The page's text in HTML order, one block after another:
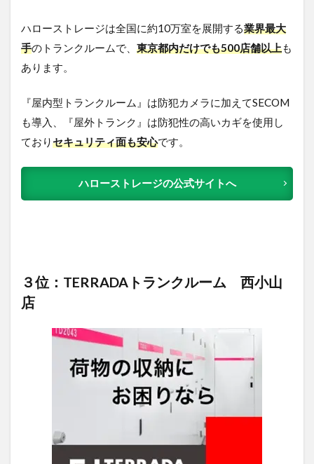
ハローストレージは全国に約10万室を展開する業界最大
手のトランクルームで、 東京都内だけでも500店舗以上も
あります。
『屋内型トランクルーム』は防犯カメラに加えてSECOM
も導入、『屋外トランク』は防犯性の高いカギを使用し
ておりセキュリティ面も安心です。
ハローストレージの公式サイトへ
３位：TERRADAトランクルーム 西小山
店